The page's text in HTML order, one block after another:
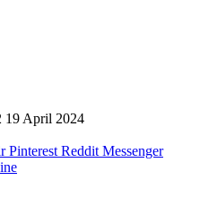
19 April 2024
Pinterest Reddit Messenger